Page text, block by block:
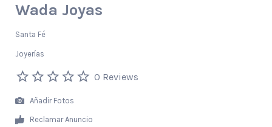
Wada Joyas
Santa Fé
Joyerías
0 Reviews
Añadir Fotos
Reclamar Anuncio